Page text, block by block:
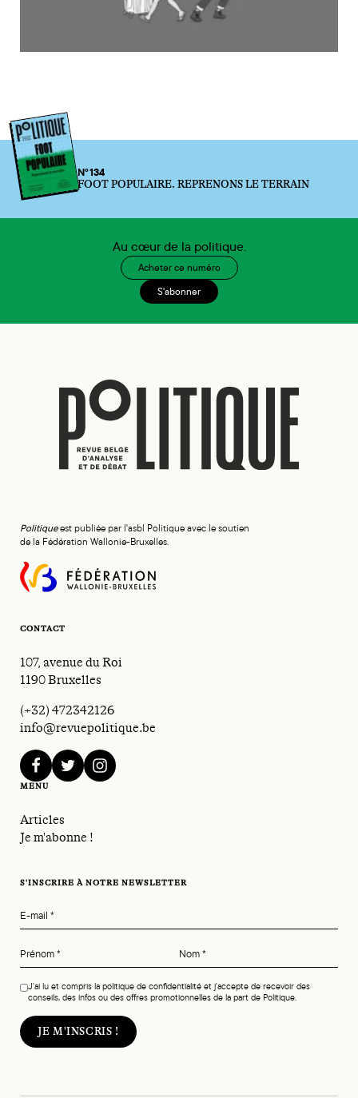
N°134
FOOT POPULAIRE. REPRENONS LE TERRAIN
Au cœur de la politique.
Acheter ce numéro
S'abonner
Politiqueest publiée par l'asbl Politique avec le soutien
de la Fédération Wallonie-Bruxelles.
CONTACT
107, avenue du Roi
1190 Bruxelles
(+32) 472342126
info@revuepolitique.be
facebooktwitterinstagram
MENU
Articles
Je m'abonne !
S'INSCRIRE À NOTRE NEWSLETTER
E-mail *
Prénom* Nom*
J'ai lu et compris la politique de confidentialité et j'accepte de recevoir des
conseils, des infos ou des offres promotionnelles de la part de Politique.